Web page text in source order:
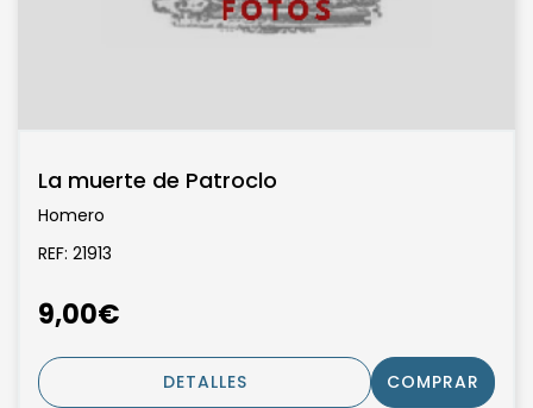
La muerte de Patroclo
Homero
REF: 21913
9,00€
DETALLES COMPRAR